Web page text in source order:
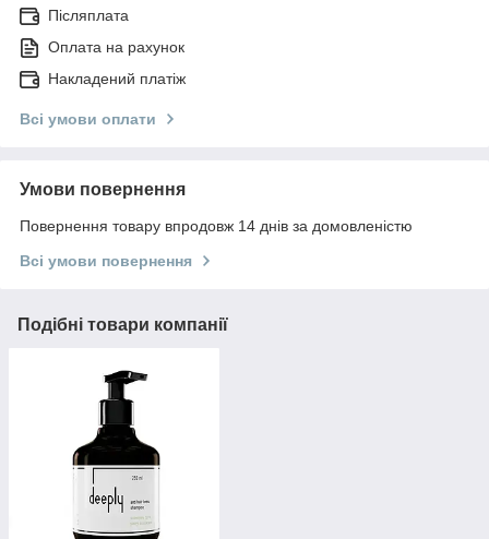
Післяплата
Оплата на рахунок
Накладений платіж
Всі умови оплати
Умови повернення
Повернення товару впродовж 14 днів за домовленістю
Всі умови повернення
Подібні товари компанії